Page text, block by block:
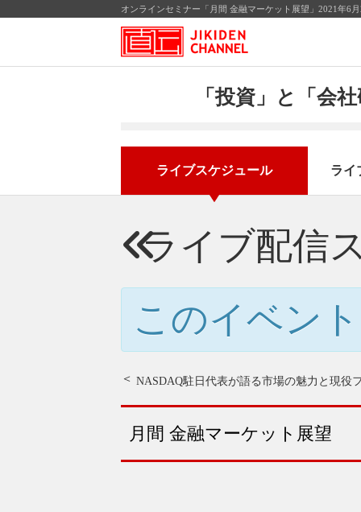
オンラインセミナー「月間 金融マーケット展望」2021年6
「投資」と「会
ライブスケジュール ライ
ライブ配信
このイベン
NASDAQ駐日代表が語る市場の魅力と 現役フ
月間 金融マーケット展望